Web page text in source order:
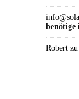
benötige
Robert zu